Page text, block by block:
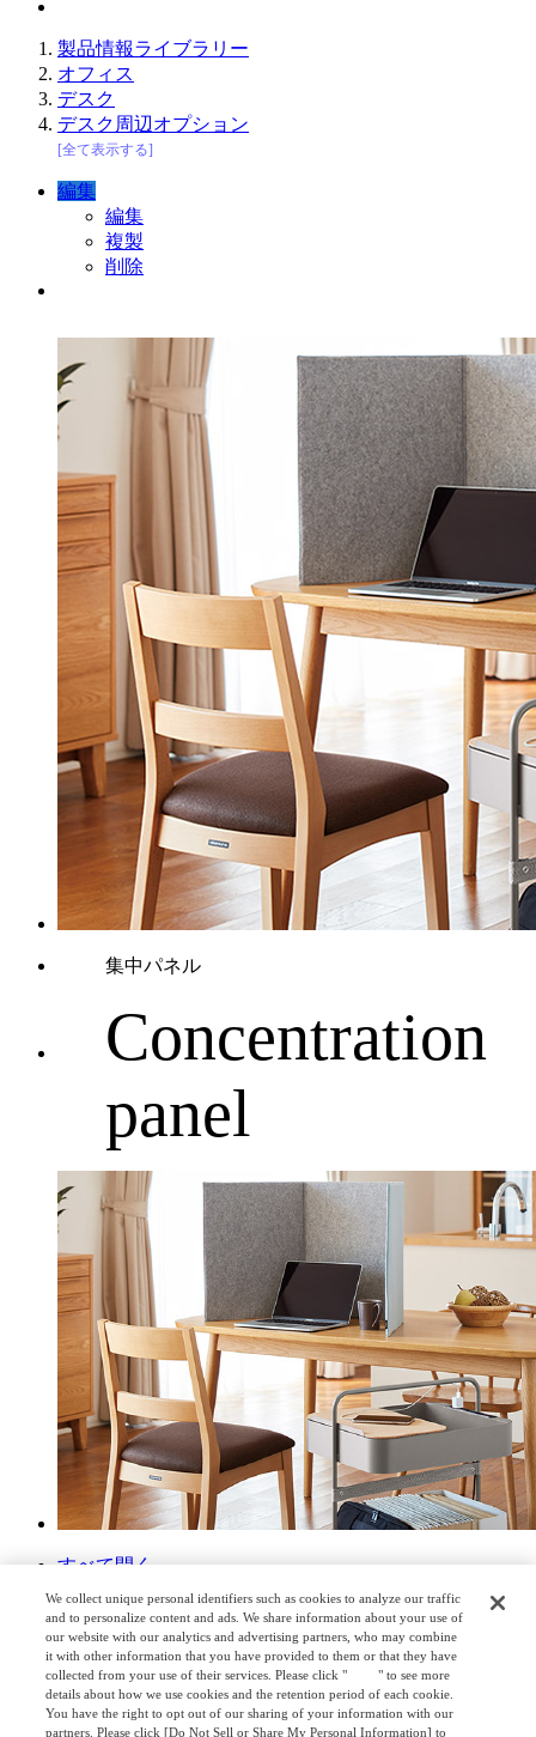
製品情報ライブラリー
オフィス
デスク
デスク周辺オプション
[全て表示する]
編集
編集
複製
削除
集中パネル
Concentration
panel
すべて開く
すべて閉じる
取扱説明書
カタログ
取扱説明書・組立説明書
取扱説明書
We collect unique personal identifiers such as cookies to analyze our traffic
and to personalize content and ads. We share information about your use of
our website with our analytics and advertising partners, who may combine
it with other information that you have provided to them or that they have
collected from your use of their services. Please click "
here" to see more
details about how we use cookies and the retention period of each cookie.
You have the right to opt out of our sharing of your information with our
partners. Please click [Do Not Sell or Share My Personal Information] to